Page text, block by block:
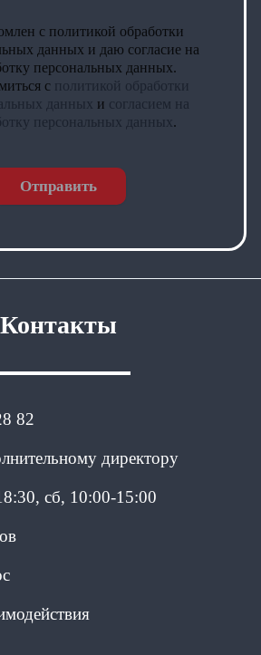
с политикой обработки
данных и даю согласие на
персональных данных.
с политикой обработки
данных и согласием на
персональных данных.
Отправить
Контакты
82
директору
сб, 10:00-15:00